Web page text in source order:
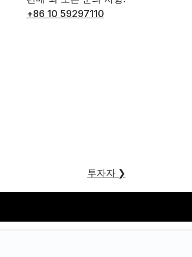
+86 10 59297110
투자자 ❯